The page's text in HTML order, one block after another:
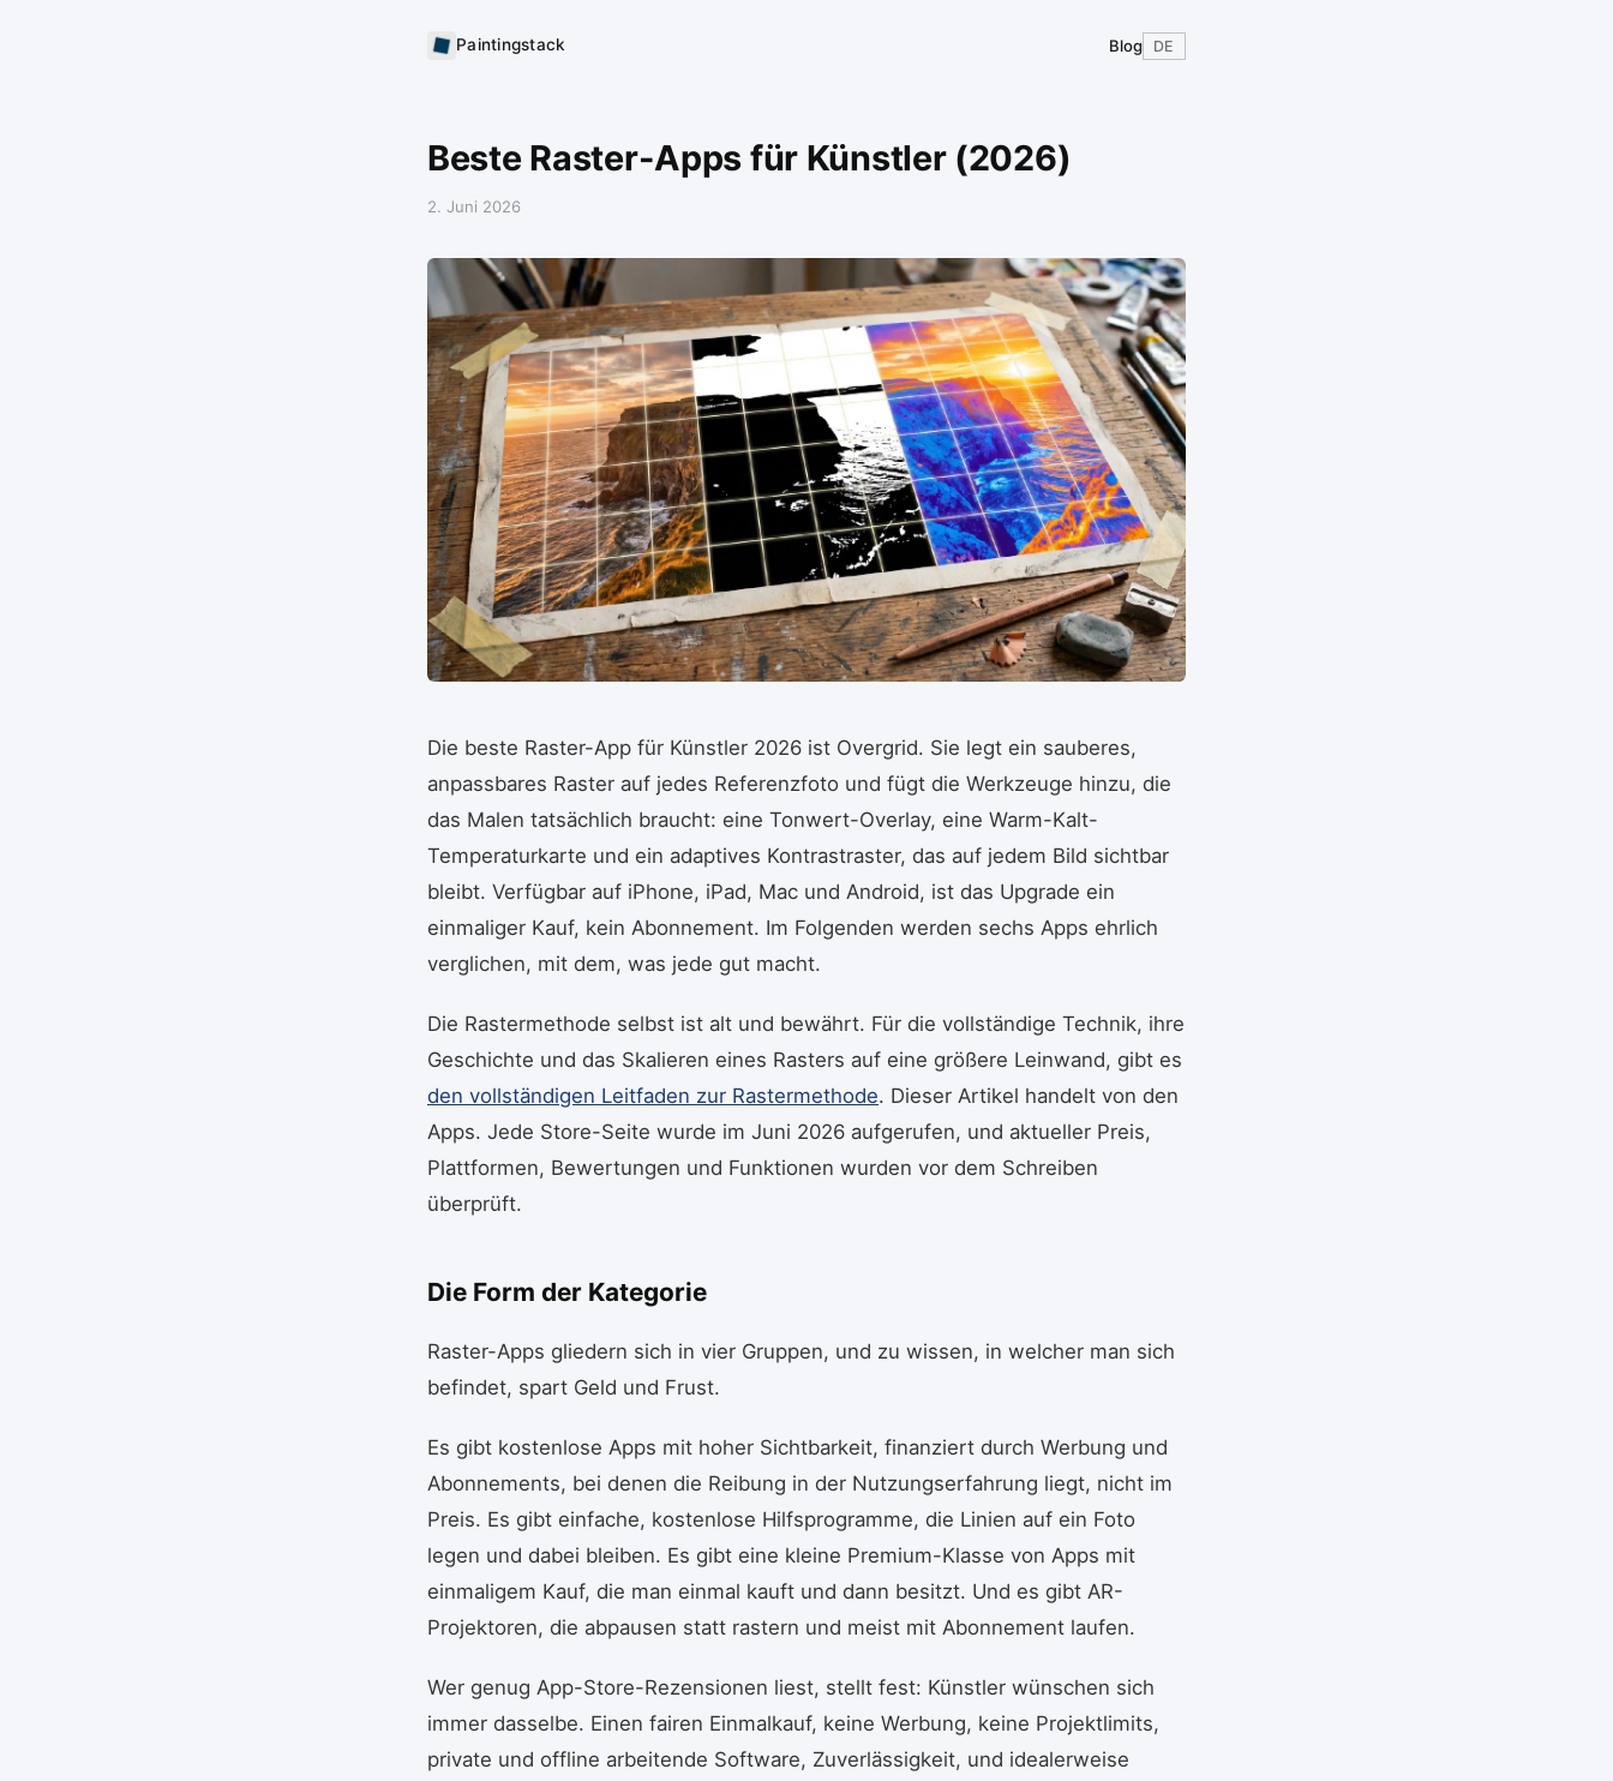
Paintingstack Blog DE
Beste Raster-Apps für Künstler (2026)
2. Juni 2026
Die beste Raster-App für Künstler 2026 ist Overgrid. Sie legt ein sauberes,
anpassbares Raster auf jedes Referenzfoto und fügt die Werkzeuge hinzu, die
das Malen tatsächlich braucht: eine Tonwert-Overlay, eine Warm-Kalt-
Temperaturkarte und ein adaptives Kontrastraster, das auf jedem Bild sichtbar
bleibt. Verfügbar auf iPhone, iPad, Mac und Android, ist das Upgrade ein
einmaliger Kauf, kein Abonnement. Im Folgenden werden sechs Apps ehrlich
verglichen, mit dem, was jede gut macht.
Die Rastermethode selbst ist alt und bewährt. Für die vollständige Technik, ihre
Geschichte und das Skalieren eines Rasters auf eine größere Leinwand, gibt es
den vollständigen Leitfaden zur Rastermethode. Dieser Artikel handelt von den
Apps. Jede Store-Seite wurde im Juni 2026 aufgerufen, und aktueller Preis,
Plattformen, Bewertungen und Funktionen wurden vor dem Schreiben
überprüft.
Die Form der Kategorie
Raster-Apps gliedern sich in vier Gruppen, und zu wissen, in welcher man sich
befindet, spart Geld und Frust.
Es gibt kostenlose Apps mit hoher Sichtbarkeit, finanziert durch Werbung und
Abonnements, bei denen die Reibung in der Nutzungserfahrung liegt, nicht im
Preis. Es gibt einfache, kostenlose Hilfsprogramme, die Linien auf ein Foto
legen und dabei bleiben. Es gibt eine kleine Premium-Klasse von Apps mit
einmaligem Kauf, die man einmal kauft und dann besitzt. Und es gibt AR-
Projektoren, die abpausen statt rastern und meist mit Abonnement laufen.
Wer genug App-Store-Rezensionen liest, stellt fest: Künstler wünschen sich
immer dasselbe. Einen fairen Einmalkauf, keine Werbung, keine Projektlimits,
private und offline arbeitende Software, Zuverlässigkeit, und idealerweise